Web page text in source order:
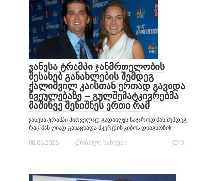
ვანესა ტრამპი ჯანმრთელობის
შესახებ განახლების შემდეგ
ქალიშვილ კაისთან ერთად გავიდა
წვეულებაზე – გულშემატკივრებმა
მაშინვე შენიშნეს ერთი რამ
ვანესა ტრამპი პირველად გადაიღეს საჯაროდ მას შემდეგ,
რაც მან ღიად განაცხადა მკერდის კიბოს დიაგნოზის
08.06.2026 ცნობილი სახეები 0